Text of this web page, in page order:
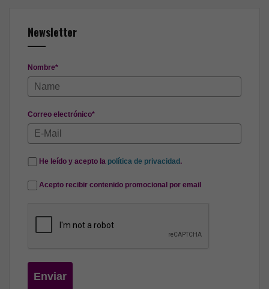
Newsletter
Nombre*
Correo electrónico*
He leído y acepto la política de privacidad .
Acepto recibir contenido promocional por email
Enviar